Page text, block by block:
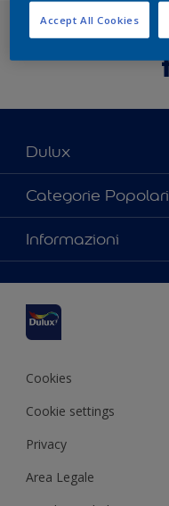
Dulux
Chi siamo
Contattaci
Mappa del sito
Categorie Popolari
Trova un colore
Scegli un prodotto
Ispirazioni
Consigli Pratici
Informazioni
Termini e Condizioni
Resa del colore
Cookies
Cookie settings
Privacy
Area Legale
Accept All Cookies